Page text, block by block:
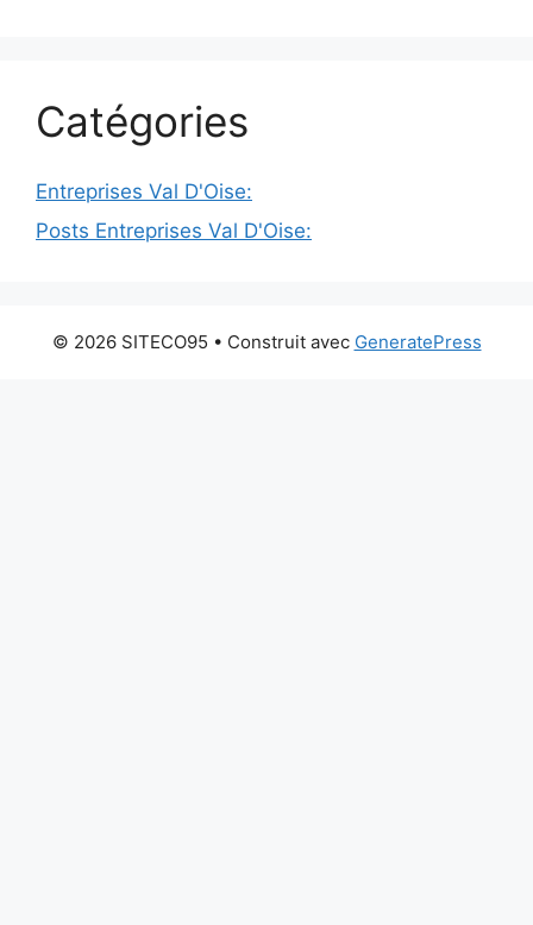
Catégories
Entreprises Val D'Oise:
Posts Entreprises Val D'Oise:
© 2026 SITECO95 • Construit avec GeneratePress